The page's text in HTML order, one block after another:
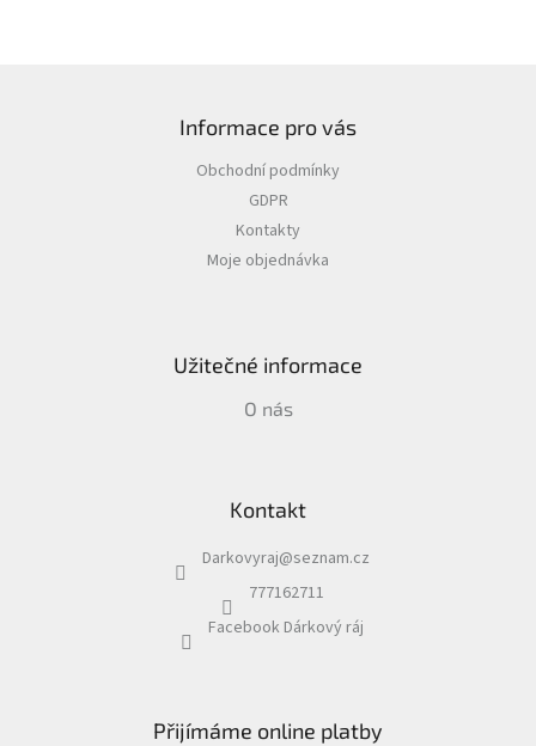
Informace pro vás
Obchodní podmínky
GDPR
Kontakty
Moje objednávka
Užitečné informace
O nás
Kontakt
Darkovyraj@seznam.cz
777162711
Facebook Dárkový ráj
Přijímáme online platby